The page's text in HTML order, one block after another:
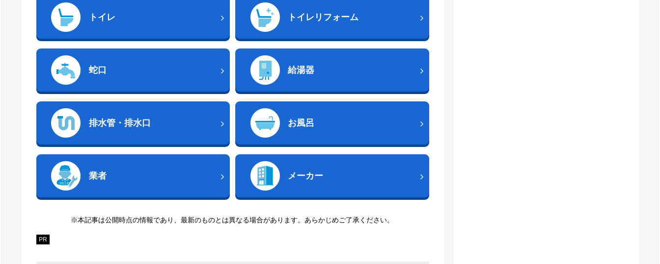
トイレ トイレリフォーム
蛇口 給湯器
排水管・排水口 お風呂
業者 メーカー
※本記事は公開時点の情報であり、最新のものとは異なる場合があります。あらかじめご了承ください。
PR